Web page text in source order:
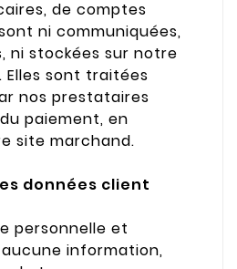
de comptes
ni communiquées,
ni stockées sur notre
Elles sont traitées
nos prestataires
paiement, en
site marchand.
données client
personnelle et
information,